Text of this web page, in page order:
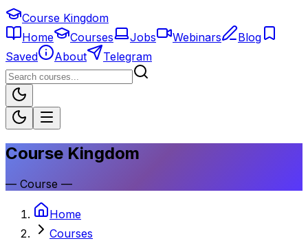
Course Kingdom
Home
Courses Jobs Webinars
Blog
Saved
About Telegram
Course Kingdom
— Course —
Home
Courses